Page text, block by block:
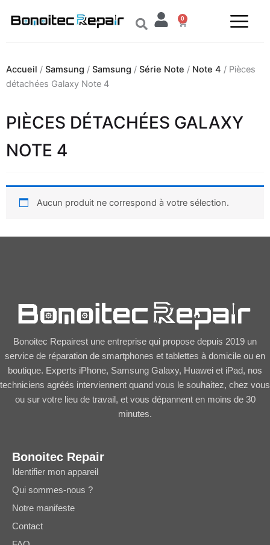
0
Panier
Accueil / Samsung / Samsung / Série Note / Note 4 / Pièces
détachées Galaxy Note 4
PIÈCES DÉTACHÉES GALAXY
NOTE 4
Aucun produit ne correspond à votre sélection.
Bonoitec Repairest une entreprise qui propose depuis 2019 un
service de réparation de smartphones et tablettes à domicile ou en
boutique. Experts iPhone, Samsung Galaxy, Huawei et iPad, nos
techniciens agréés interviennent quand vous le souhaitez, chez vous
ou sur votre lieu de travail, et vous dépannent en moins de 30
minutes.
Bonoitec Repair
Identifier mon appareil
Qui sommes-nous ?
Notre manifeste
Contact